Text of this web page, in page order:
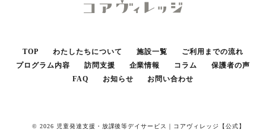
TOP わたしたちについて 施設一覧
ご利用までの流れ
プログラム内容
訪問支援 企業情報 コラム
保護者の声
FAQ
お知らせ お問い合わせ
© 2026 児童発達支援・放課後等デイサービス｜コアヴィレッジ【公式】